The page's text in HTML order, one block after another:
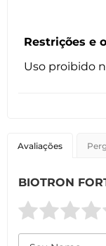
Restrições e
Uso proibido
Avaliações
BIOTRON